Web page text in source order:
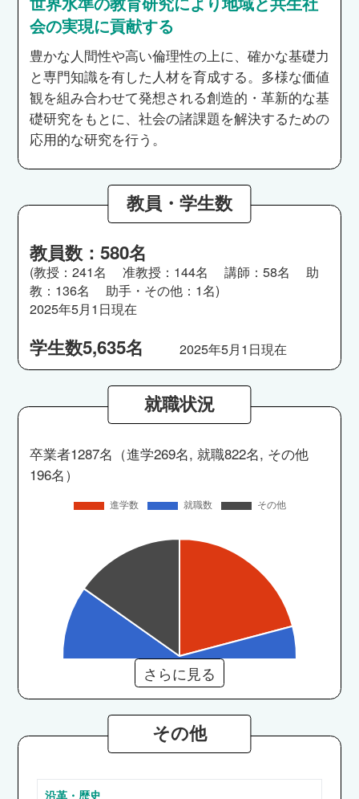
会の実現に貢献する
豊かな人間性や高い倫理性の上に、確かな基礎力
と専門知識を有した人材を育成する。多様な価値
観を組み合わせて発想される創造的・革新的な基
礎研究をもとに、社会の諸課題を解決するための
応用的な研究を行う。
教員・学生数
教員数：580名
(教授：241名 准教授：144名 講師：58名 助
教：136名 助手・その他：1名)
2025年5月1日現在
学生数5,635名 2025年5月1日現在
就職状況
卒業者1287名（進学269名, 就職822名, その他
196名）
さらに見る
その他
沿革・歴史